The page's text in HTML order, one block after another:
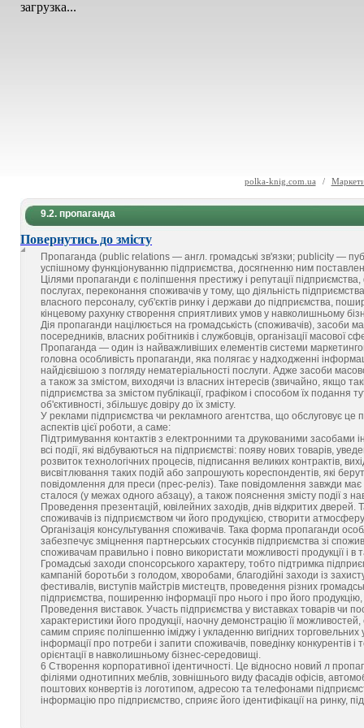
загрузка...
polka-knig.com.ua /
9.2. пропаганда
Повернутись до змісту
Пропаганда (public relations — англ. громадські зв'язки; publicity —
успішному функціонуванню підприємства, досягненню ним
Цілями пропаганди є поліпшення престижу і репутації
послугах, переконання споживачів у тому, що діяльність
власного персоналу, суб'єктів ринку і держави до підприємства,
кінцевому рахунку створення сприятливих умов у навколишньому
Дія пропаганди націлюється на громадськість (споживачів), засоби
посередників, власних робітників і службовців, організації масової
Пропаганда — один із найважливіших елементів системи
головна особливість пропаганди, яка полягає у надходженні
найдієвішою з погляду нематеріальності послуги. Адже засоби
а також за змістом, виходячи із власних інтересів (звичайно, якщо
підприємства за змістом публікації, графіком і способом їх
об'єктивності, збільшує довіру до їх змісту.
У реклами підприємства чи рекламного агентства, що обслуговує це
аспектів цієї роботи, а саме:
Підтримування контактів з електронними та друкованими засобами
всі події, які відбуваються на підприємстві: появу нових товарів,
розвиток технологічних процесів, підписання великих контрактів,
висвітлювання таких подій або запрошують кореспондентів, які
повідомлення для преси (прес-реліз). Таке повідомлення завжди має
сталося (у межах одного абзацу), а також пояснення змісту події з
Проведення презентацій, ювілейних заходів, днів відкритих
споживачів із підприємством чи його продукцією, створити
Організація консультування споживачів. Така форма пропаганди
забезпечує зміцнення партнерських стосунків підприємства зі
споживачам правильно і повно використати можливості продукції і в
Громадські заходи спонсорського характеру, тобто підтримка
кампаній боротьби з голодом, хворобами, благодійні заходи із
фестивалів, виступів майстрів мистецтв, проведення різних
підприємства, поширенню інформації про нього і про його
Проведення виставок. Участь підприємства у виставках товарів чи
характеристики його продукції, наочну демонстрацію її
самим сприяє поліпшенню іміджу і укладенню вигідних
інформації про потреби і запити споживачів, поведінку конкурентів
орієнтації в навколишньому бізнес-середовищі.
6 Створення корпоративної ідентичності. Це відносно новий л
філіями однотипних меблів, зовнішнього виду фасадів офісів,
поштових конвертів із логотипом, адресою та телефонами
інформацію про підприємство, сприяє його ідентифікації на ринку,